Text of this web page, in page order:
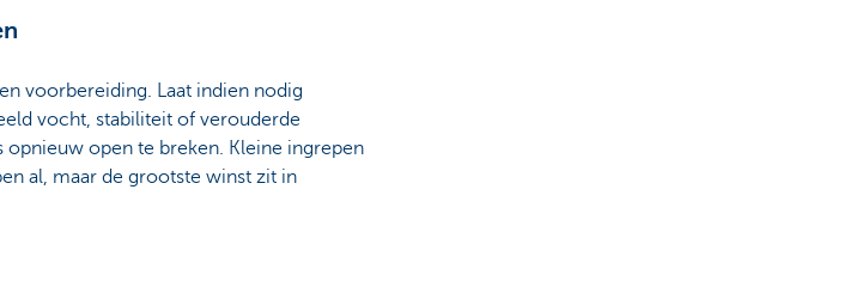
voorbereiding. Laat indien nodig
vocht, stabiliteit of verouderde
open te breken. Kleine ingrepen
al, maar de grootste winst zit in